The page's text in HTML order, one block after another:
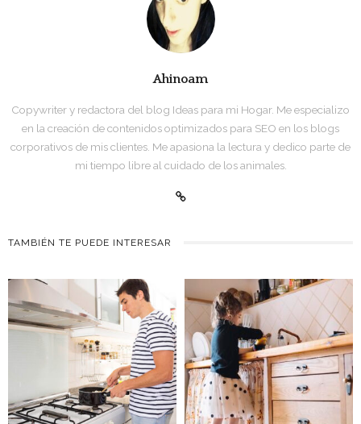
Ahinoam
Copywriter y redactora del blog Ideas para mi Hogar. Me especializo
en la creación de contenidos optimizados para SEO en los blogs
corporativos de mis clientes. Me apasiona la lectura y dedico parte de
mi tiempo libre al cuidado de los animales.
TAMBIÉN TE PUEDE INTERESAR